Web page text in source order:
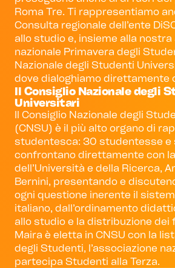
Roma Tre. Ti rappresentiamo
Consulta regionale dell’ente
allo studio e, insieme alla
nazionale Primavera degli
Nazionale degli Studenti
dove dialoghiamo direttamente
Il Consiglio Nazionale degli
Universitari
Il Consiglio Nazionale degli
(CNSU) è il più alto organo di
studentesca: 30 studentesse e
confrontano direttamente con
dell’Università e della Ricerca,
Bernini, presentando e
ogni questione inerente il
italiano, dall’ordinamento
allo studio e la distribuzione dei
Maira è eletta in CNSU con la
degli Studenti, l’associazione
partecipa Studenti alla Terza.